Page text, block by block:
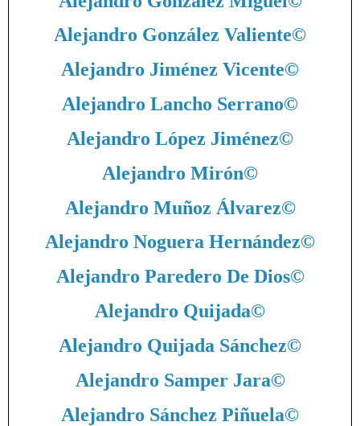
Alejandro González Valiente©
Alejandro Jiménez Vicente©
Alejandro Lancho Serrano©
Alejandro López Jiménez©
Alejandro Mirón©
Alejandro Muñoz Álvarez©
Alejandro Noguera Hernández©
Alejandro Paredero De Dios©
Alejandro Quijada©
Alejandro Quijada Sánchez©
Alejandro Samper Jara©
Alejandro Sánchez Piñuela©